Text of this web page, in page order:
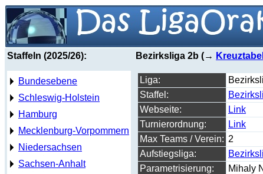
Staffeln (2025/26):
Bundesebene
Schleswig-Holstein
Hamburg
Mecklenburg-Vorpommern
Niedersachsen
Sachsen-Anhalt
Bezirksliga 2b (→
Liga:
Staffel:
Webseite:
Link
Turnierordnung:
Link
Max Teams / Verein: 2
Aufstiegsliga:
Parametrisierung:
Mihaly